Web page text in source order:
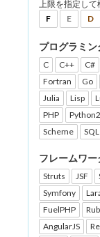
上限を指定して
F
E D
プログラミン
C C++ C#
Fortran
Go
Julia
Lisp
PHP
Python2
Scheme
SQL
フレームワー
Struts JSF
Symfony
FuelPHP
AngularJS